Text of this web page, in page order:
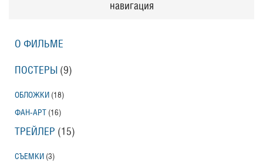
навигация
О ФИЛЬМЕ
ПОСТЕРЫ (9)
ОБЛОЖКИ (18)
ФАН-АРТ (16)
ТРЕЙЛЕР (15)
СЪЕМКИ (3)